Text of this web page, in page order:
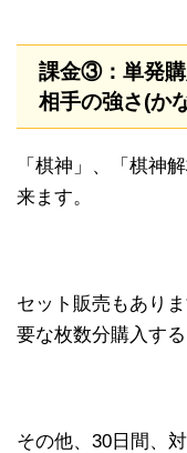
課金③：単発購
相手の強さ(か
「棋神」、「棋神
来ます。
セット販売もあり
要な枚数分購入す
その他、30日間、